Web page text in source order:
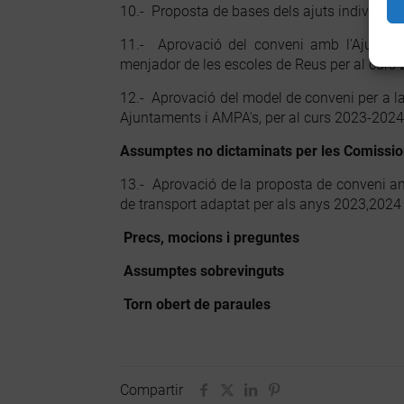
10.- Proposta de bases dels ajuts
11.- Aprovació del conveni amb
menjador de les escoles de Reus per al curs
12.- Aprovació del model de conveni per a
Ajuntaments i AMPA's, per al curs 2023-2024
Assumptes no dictaminats per les
13.- Aprovació de la proposta de conveni
de transport adaptat per als anys
Precs, mocions i preguntes
Assumptes sobrevinguts
Torn obert de paraules
Compartir